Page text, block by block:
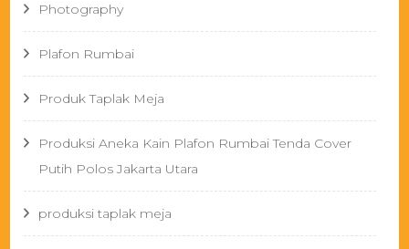
Photography
Plafon Rumbai
Produk Taplak Meja
Produksi Aneka Kain Plafon Rumbai Tenda Cover
Putih Polos Jakarta Utara
produksi taplak meja